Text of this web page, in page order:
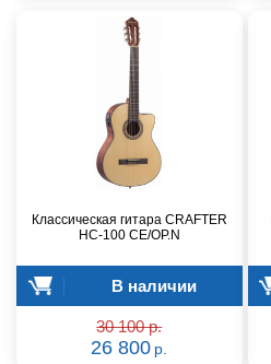
Классическая гитара CRAFTER
HC-100 CE/OP.N
В наличии
30 100 р.
26 800 р.